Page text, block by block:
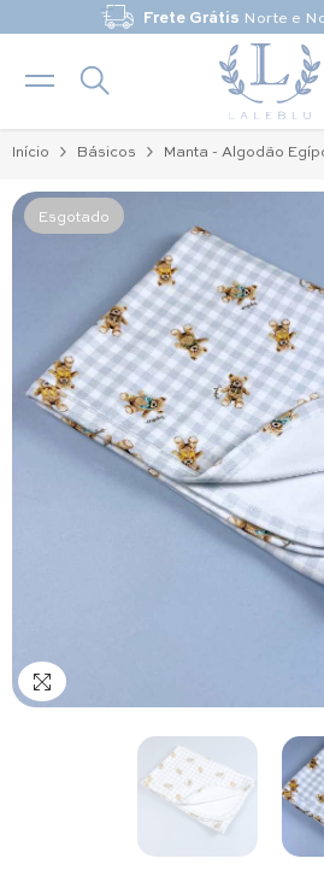
Pular para o conteúdo
Frete Grátis Norte e
Início Básicos Manta - Algodão
Esgotado